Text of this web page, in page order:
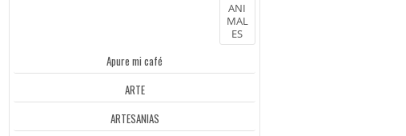
ANI
MAL
ES
Apure mi café
ARTE
ARTESANIAS